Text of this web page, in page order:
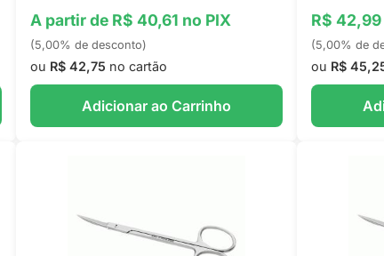
A partir de R$ 40,61 no PIX
(5,00% de desconto)
ou R$ 42,75 no cartão
Adicionar ao Carrinho
R$ 42,99
(5,00% de
ou R$